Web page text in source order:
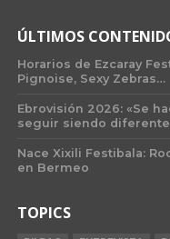
ÚLTIMOS
Horarios de Ezcaray
Pignoise, Sexy Zebras…
Ebrovisión 2026: «Se
seguir siendo
Nace Xixili Festibala:
en Bermeo
TOPICS